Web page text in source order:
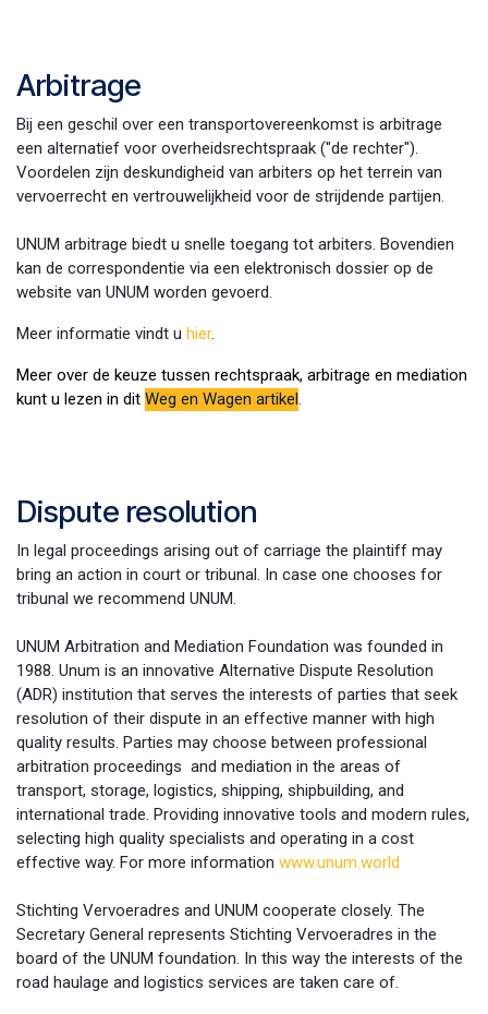
Arbitrage
Bij een geschil over een transportovereenkomst is arbitrage
een alternatief voor overheidsrechtspraak ("de rechter").
Voordelen zijn deskundigheid van arbiters op het terrein van
vervoerrecht en vertrouwelijkheid voor de strijdende partijen.
UNUM arbitrage biedt u snelle toegang tot arbiters. Bovendien
kan de correspondentie via een elektronisch dossier op de
website van UNUM worden gevoerd.
Meer informatie vindt u hier.
Meer over de keuze tussen rechtspraak, arbitrage en mediation
kunt u lezen in dit Weg en Wagen artikel.
Dispute resolution
In legal proceedings arising out of carriage the plaintiff may
bring an action in court or tribunal. In case one chooses for
tribunal we recommend UNUM.
UNUM Arbitration and Mediation Foundation was founded in
1988. Unum is an innovative Alternative Dispute Resolution
(ADR) institution that serves the interests of parties that seek
resolution of their dispute in an effective manner with high
quality results. Parties may choose between professional
arbitration proceedings and mediation in the areas of
transport, storage, logistics, shipping, shipbuilding, and
international trade. Providing innovative tools and modern rules,
selecting high quality specialists and operating in a cost
effective way. For more information www.unum.world
Stichting Vervoeradres and UNUM cooperate closely. The
Secretary General represents Stichting Vervoeradres in the
board of the UNUM foundation. In this way the interests of the
road haulage and logistics services are taken care of.